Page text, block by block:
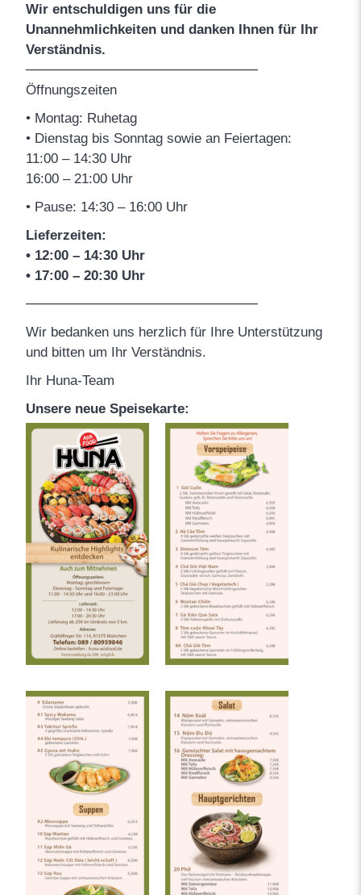
Wir entschuldigen uns für die
Unannehmlichkeiten und danken Ihnen für Ihr
Verständnis.
────────────────────────
Öffnungszeiten
• Montag: Ruhetag
• Dienstag bis Sonntag sowie an Feiertagen:
11:00 – 14:30 Uhr
16:00 – 21:00 Uhr
• Pause: 14:30 – 16:00 Uhr
Lieferzeiten:
• 12:00 – 14:30 Uhr
• 17:00 – 20:30 Uhr
────────────────────────
Wir bedanken uns herzlich für Ihre Unterstützung
und bitten um Ihr Verständnis.
Ihr Huna-Team
Unsere neue Speisekarte: